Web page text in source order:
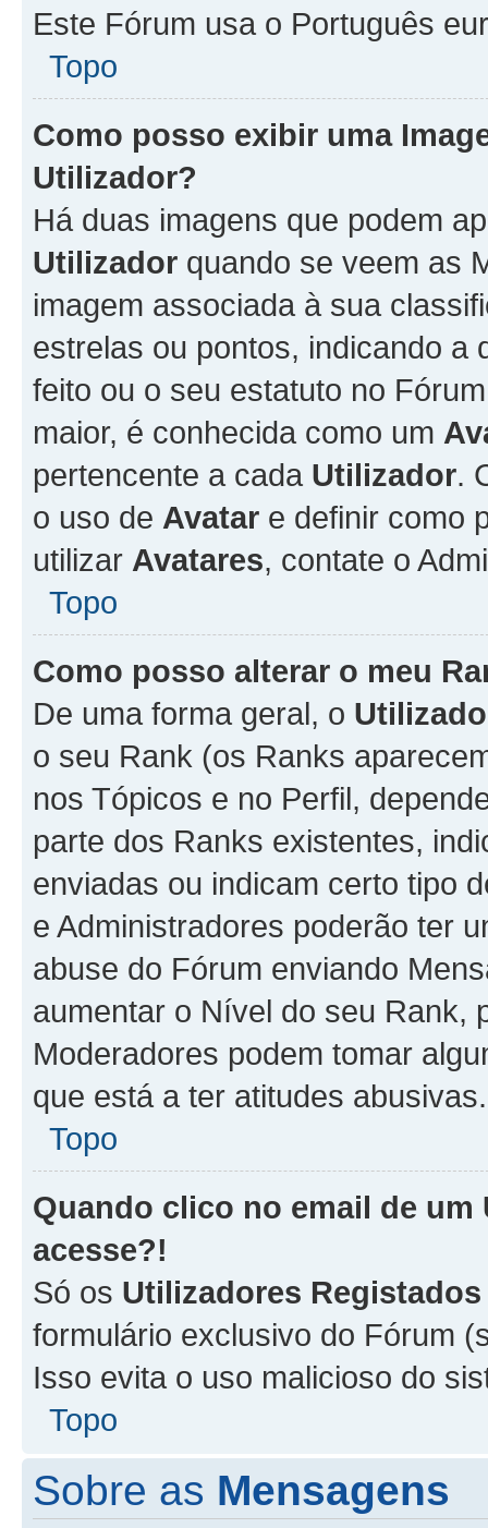
Este Fórum usa o Português
Topo
Como posso exibir uma
Utilizador?
Há duas imagens que podem
Utilizador quando se veem as
imagem associada à sua
estrelas ou pontos, indicando a
feito ou o seu estatuto no
maior, é conhecida como um
pertencente a cada Utilizador.
o uso de Avatar e definir como
utilizar Avatares, contate o
Topo
Como posso alterar o meu
De uma forma geral, o
o seu Rank (os Ranks
nos Tópicos e no Perfil,
parte dos Ranks existentes,
enviadas ou indicam certo tipo
e Administradores poderão ter
abuse do Fórum enviando
aumentar o Nível do seu Rank,
Moderadores podem tomar
que está a ter atitudes abusivas.
Topo
Quando clico no email de um
acesse?!
Só os Utilizadores Registados
formulário exclusivo do Fórum
Isso evita o uso malicioso do
Topo
Sobre as Mensagens